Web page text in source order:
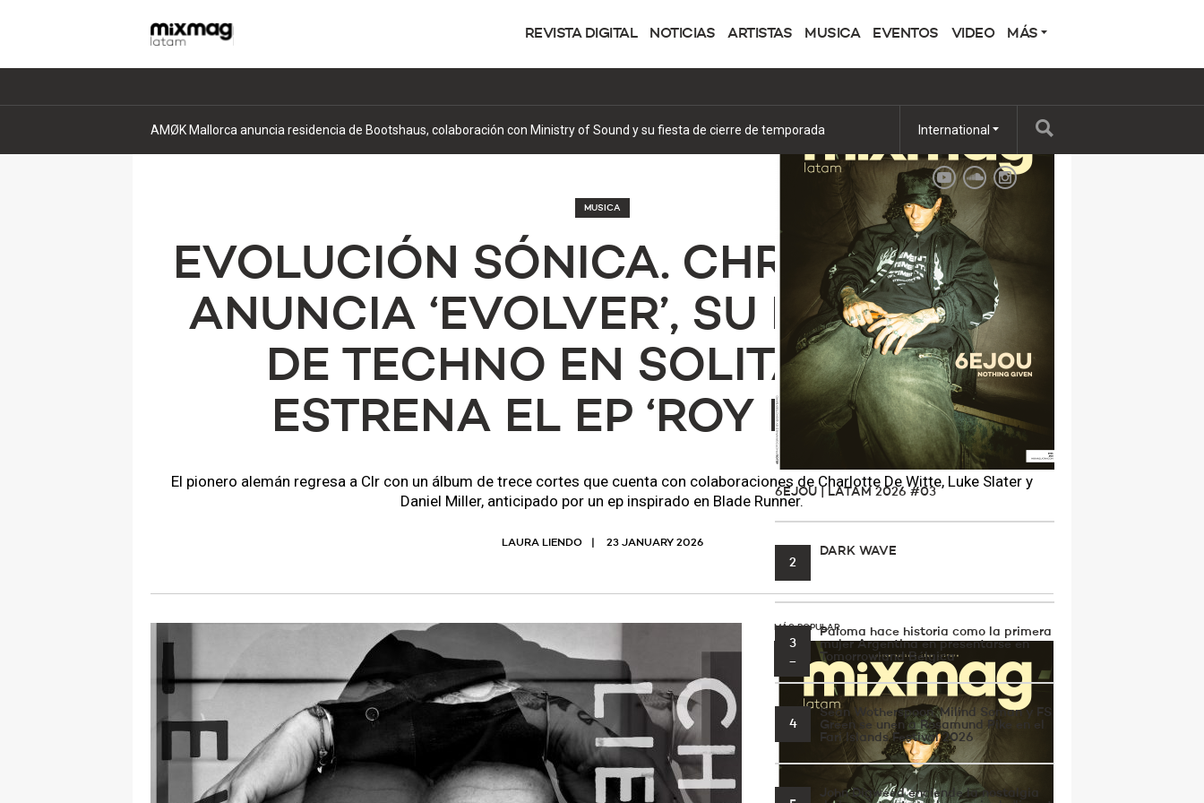
REVISTA DIGITAL NOTICIAS ARTISTAS MUSICA EVENTOS VIDEO MÁS
AMØK Mallorca anuncia residencia de Bootshaus, colaboración con Ministry of Sound y su fiesta de cierre de temporada International
MUSICA
EVOLUCIÓN SÓNICA. CHRIS LIEBING
ANUNCIA ‘EVOLVER’, SU PRIMER LP
DE TECHNO EN SOLITARIO, Y
ESTRENA EL EP ‘ROY BATTY’
El pionero alemán regresa a Clr con un álbum de trece cortes que cuenta con colaboraciones de Charlotte De Witte, Luke Slater y
Daniel Miller, anticipado por un ep inspirado en Blade Runner.
LAURA LIENDO 23 JANUARY 2026
MÁS POPULAR
1
6EJOU | LATAM 2026 #03
2
DARK WAVE
3
Paloma hace historia como la primera
mujer Argentina en presentarse en
Tomorrowland Bélgica
4
Sean Wotherspoon, Milind Soman y FS
Green se unen a Rosamund Pike en el
Fari Islands Festival 2026
John Digweed enciende la nostalgia